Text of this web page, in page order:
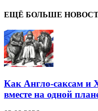
ЕЩЁ БОЛЬШЕ
Как Англо-саксам и
вместе на одной